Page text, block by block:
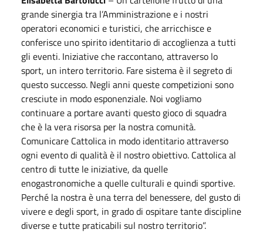
grande sinergia tra l’Amministrazione e i nostri
operatori economici e turistici, che arricchisce e
conferisce uno spirito identitario di accoglienza a tutti
gli eventi. Iniziative che raccontano, attraverso lo
sport, un intero territorio. Fare sistema è il segreto di
questo successo. Negli anni queste competizioni sono
cresciute in modo esponenziale. Noi vogliamo
continuare a portare avanti questo gioco di squadra
che è la vera risorsa per la nostra comunità.
Comunicare Cattolica in modo identitario attraverso
ogni evento di qualità è il nostro obiettivo. Cattolica al
centro di tutte le iniziative, da quelle
enogastronomiche a quelle culturali e quindi sportive.
Perché la nostra è una terra del benessere, del gusto di
vivere e degli sport, in grado di ospitare tante discipline
diverse e tutte praticabili sul nostro territorio”.